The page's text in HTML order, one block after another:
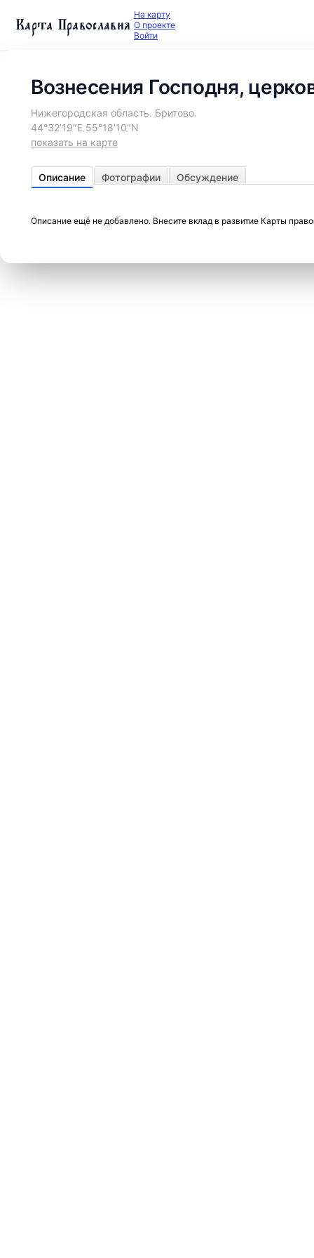
Карта Православия На карту
О проекте
Войти
Вознесения Господня,
Нижегородская область. Бритово.
44°32′19″E 55°18′10″N
показать на карте
Описание Фотографии Обсуждение
Описание ещё не добавлено. Внесите вклад в развитие Карты